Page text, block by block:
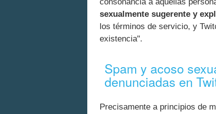
consonancia a aquellas
sexualmente sugerente y
los términos de servicio, y
existencia".
Spam y acoso
denunciadas en
Precisamente a principios de